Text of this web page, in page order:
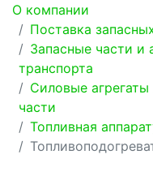
О компании
Поставка
Запасные части и
транспорта
Силовые
части
Топливная